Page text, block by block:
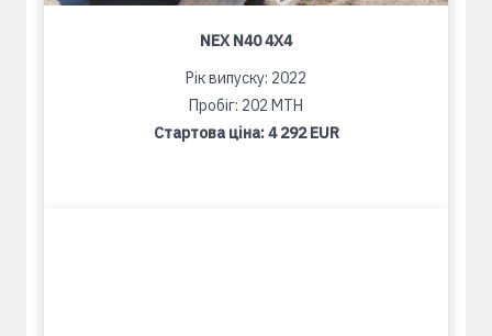
NEX N40 4X4
Рік випуску: 2022
Пробіг: 202 MTH
Стартова ціна:4 292 EUR